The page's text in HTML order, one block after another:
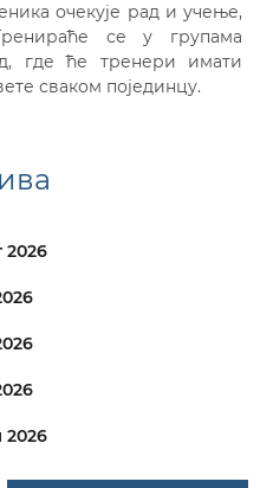
очекује рад и учење,
се у групама
где ће тренери имати
сваком појединцу.
2026